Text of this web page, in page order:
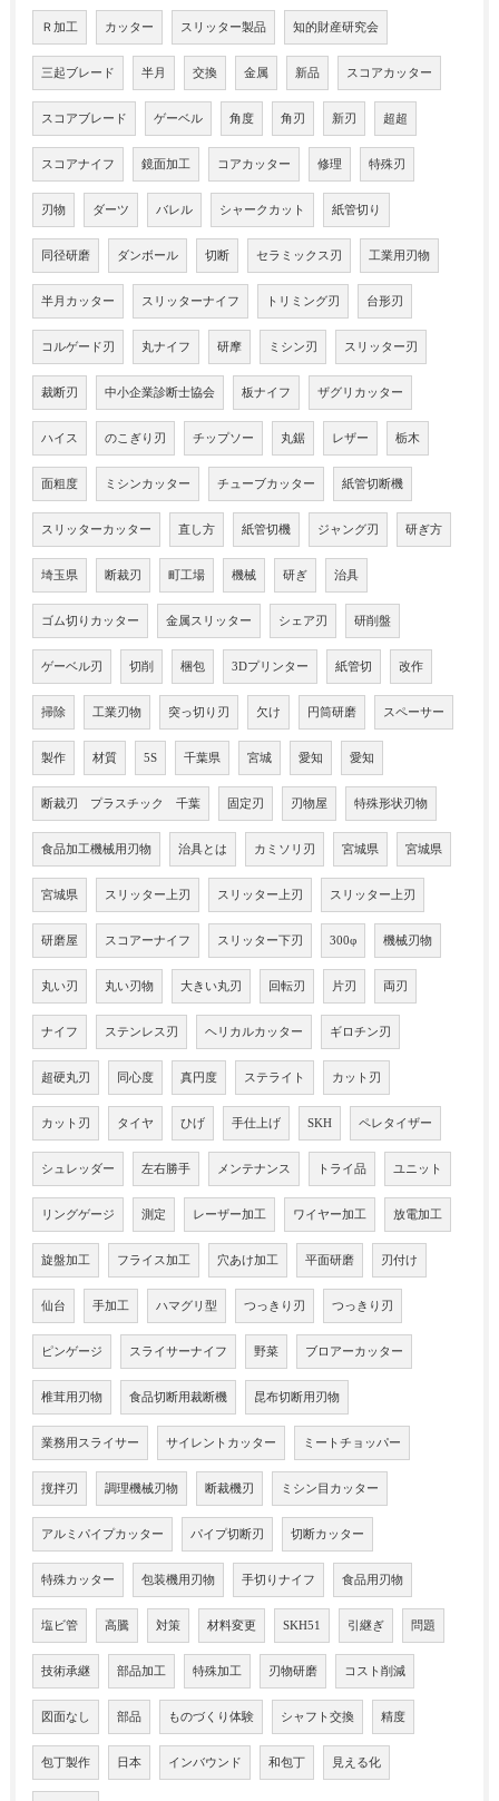
Ｒ加工 カッター スリッター製品 知的財産研究会
三起ブレード 半月 交換 金属 新品 スコアカッター
スコアブレード ゲーベル 角度 角刃 新刃 超超
スコアナイフ 鏡面加工 コアカッター 修理 特殊刃
刃物 ダーツ バレル シャークカット 紙管切り
同径研磨 ダンボール 切断 セラミックス刃 工業用刃物
半月カッター スリッターナイフ トリミング刃 台形刃
コルゲード刃 丸ナイフ 研摩 ミシン刃 スリッター刃
裁断刃 中小企業診断士協会 板ナイフ ザグリカッター
ハイス のこぎり刃 チップソー 丸鋸 レザー 栃木
面粗度 ミシンカッター チューブカッター 紙管切断機
スリッターカッター 直し方 紙管切機 ジャング刃 研ぎ方
埼玉県 断裁刃 町工場 機械 研ぎ 治具
ゴム切りカッター 金属スリッター シェア刃 研削盤
ゲーベル刃 切削 梱包 3Dプリンター 紙管切 改作
掃除 工業刃物 突っ切り刃 欠け 円筒研磨 スペーサー
製作 材質 5S 千葉県 宮城 愛知 愛知
断裁刃 プラスチック 千葉 固定刃 刃物屋 特殊形状刃物
食品加工機械用刃物 治具とは カミソリ刃 宮城県 宮城県
宮城県 スリッター上刃 スリッター上刃 スリッター上刃
研磨屋 スコアーナイフ スリッター下刃 300φ 機械刃物
丸い刃 丸い刃物 大きい丸刃 回転刃 片刃 両刃
ナイフ ステンレス刃 ヘリカルカッター ギロチン刃
超硬丸刃 同心度 真円度 ステライト カット刃
カット刃 タイヤ ひげ 手仕上げ SKH ペレタイザー
シュレッダー 左右勝手 メンテナンス トライ品 ユニット
リングゲージ 測定 レーザー加工 ワイヤー加工 放電加工
旋盤加工 フライス加工 穴あけ加工 平面研磨 刃付け
仙台 手加工 ハマグリ型 つっきり刃 つっきり刃
ピンゲージ スライサーナイフ 野菜 ブロアーカッター
椎茸用刃物 食品切断用裁断機 昆布切断用刃物
業務用スライサー サイレントカッター ミートチョッパー
撹拌刃 調理機械刃物 断裁機刃 ミシン目カッター
アルミパイプカッター パイプ切断刃 切断カッター
特殊カッター 包装機用刃物 手切りナイフ 食品用刃物
塩ビ管 高騰 対策 材料変更 SKH51 引継ぎ 問題
技術承継 部品加工 特殊加工 刃物研磨 コスト削減
図面なし 部品 ものづくり体験 シャフト交換 精度
包丁製作 日本 インバウンド 和包丁 見える化